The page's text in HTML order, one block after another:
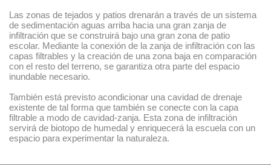
Las zonas de tejados y patios drenarán a través de un sistema
de sedimentación aguas arriba hacia una gran zanja de
infiltración que se construirá bajo una gran zona de patio
escolar. Mediante la conexión de la zanja de infiltración con las
capas filtrables y la creación de una zona baja en comparación
con el resto del terreno, se garantiza otra parte del espacio
inundable necesario.
También está previsto acondicionar una cavidad de drenaje
existente de tal forma que también se conecte con la capa
filtrable a modo de cavidad-zanja. Esta zona de infiltración
servirá de biotopo de humedal y enriquecerá la escuela con un
espacio para experimentar la naturaleza.